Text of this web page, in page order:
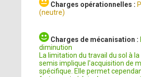
Charges opérationnelles :
(neutre)
Charges de mécanisation :
diminution
La limitation du travail du sol à la
semis implique l'acquisition de
spécifique. Elle permet